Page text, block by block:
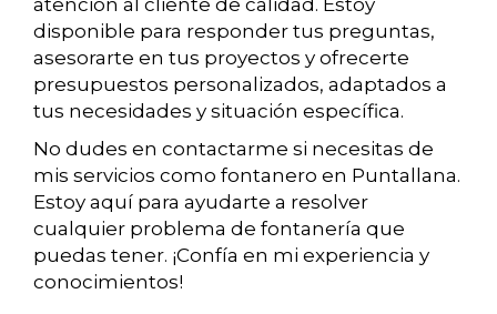
atención al cliente de calidad. Estoy
disponible para responder tus preguntas,
asesorarte en tus proyectos y ofrecerte
presupuestos personalizados, adaptados a
tus necesidades y situación específica.
No dudes en contactarme si necesitas de
mis servicios como fontanero en Puntallana.
Estoy aquí para ayudarte a resolver
cualquier problema de fontanería que
puedas tener. ¡Confía en mi experiencia y
conocimientos!